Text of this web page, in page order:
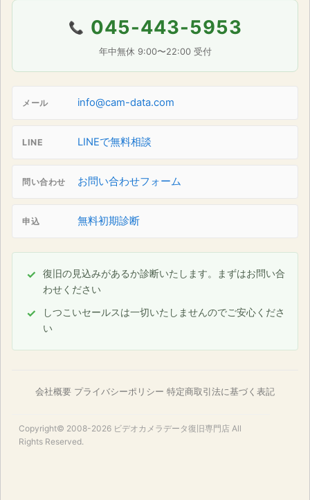
📞 045-443-5953
年中無休 9:00〜22:00 受付
メール info@cam-data.com
LINE LINEで無料相談
問い合わせ お問い合わせフォーム
申込 無料初期診断
復旧の見込みがあるか診断いたします。まずはお問い合
わせください
しつこいセールスは一切いたしませんのでご安心くださ
い
会社概要 プライバシーポリシー 特定商取引法に基づく表記
Copyright© 2008-2026 ビデオカメラデータ復旧専門店 All
Rights Reserved.